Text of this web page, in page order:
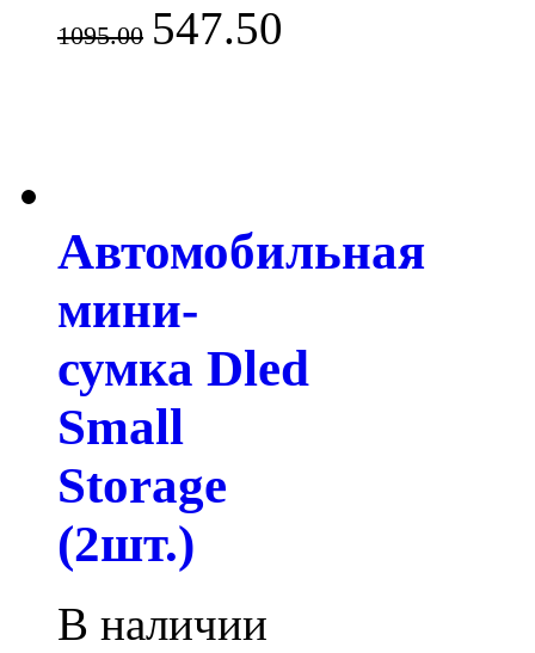
1095.00 547.50
Автомобильная
мини-
сумка Dled
Small
Storage
(2шт.)
В наличии